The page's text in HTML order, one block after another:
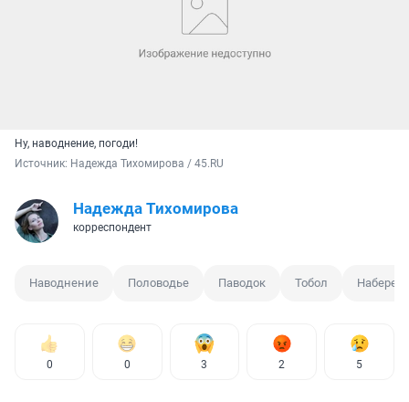
Ну, наводнение, погоди!
Источник: Надежда Тихомирова / 45.RU
Надежда Тихомирова
корреспондент
Наводнение Половодье Паводок Тобол
0 0 3 2 5